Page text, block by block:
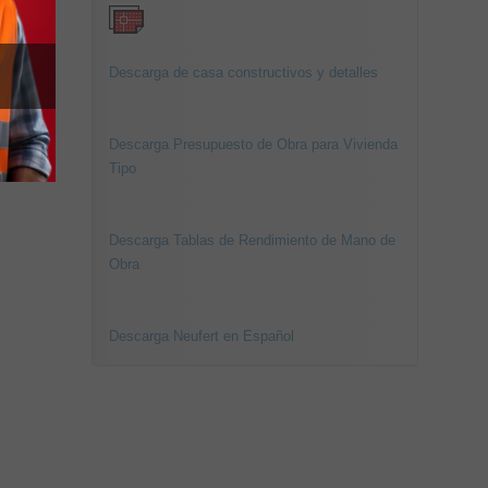
Descarga de casa constructivos y detalles
Descarga Presupuesto de Obra para Vivienda
Tipo
Descarga Tablas de Rendimiento de Mano de
Obra
Descarga Neufert en Español